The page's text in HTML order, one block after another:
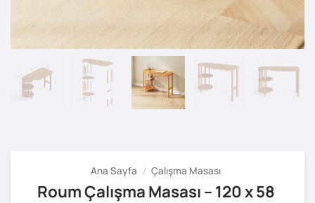
Ana Sayfa / Çalışma Masası
Roum Çalışma Masası – 120 x 58